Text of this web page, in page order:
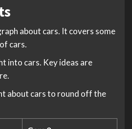
about cars. It covers some
cars.
into cars. Key ideas are
about cars to round off the